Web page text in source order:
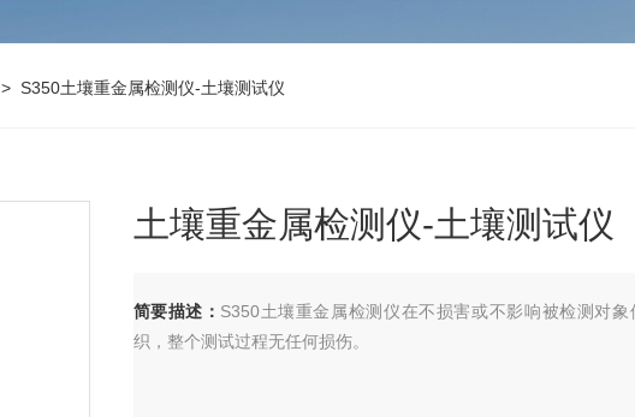
> S350土壤重金属检测仪-土壤测试仪
土壤重金属检测仪-土壤测试仪
简要描述： S350土壤重金属检测仪在不损害或不影响被检测对
织，整个测试过程无任何损伤。